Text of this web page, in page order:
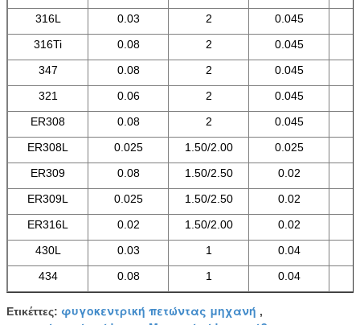
316L
0.03 2 0.045
316Ti
0.08 2 0.045
347
0.08 2 0.045
321
0.06 2 0.045
ER308
0.08 2 0.045
ER308L
0.025 1.50/2.00 0.025
ER309
0.08 1.50/2.50 0.02
ER309L
0.025 1.50/2.50 0.02
ER316L
0.02 1.50/2.00 0.02
430L
0.03 1 0.04
434
0.08 1 0.04
Ετικέττες: φυγοκεντρική πετώντας μηχανή ,